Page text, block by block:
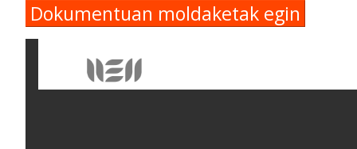
Dokumentuan moldaketak egin